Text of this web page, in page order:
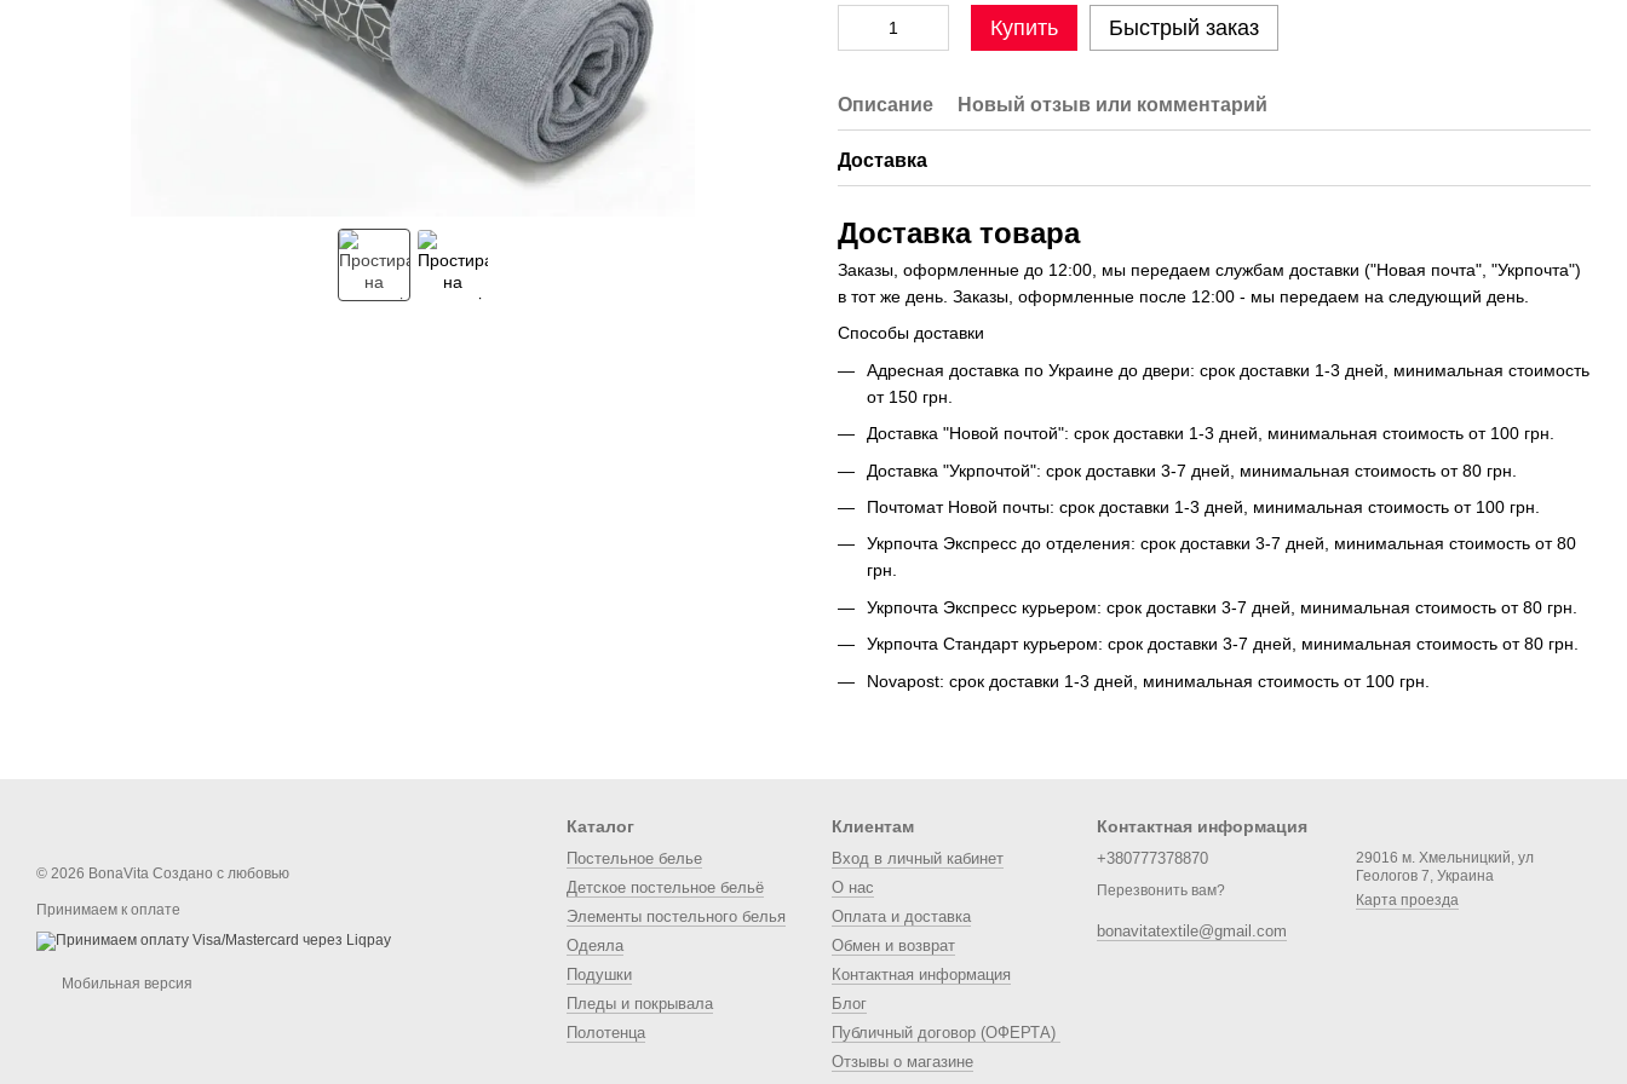
Купить Быстрый заказ
Описание Новый отзыв или комментарий
Доставка
Доставка товара
Заказы, оформленные до 12:00, мы передаем службам доставки ("Новая почта", "Укрпочта")
в тот же день. Заказы, оформленные после 12:00 - мы передаем на следующий день.
Способы доставки
Адресная доставка по Украине до двери: срок доставки 1-3 дней, минимальная стоимость
от 150 грн.
Доставка "Новой почтой": срок доставки 1-3 дней, минимальная стоимость от 100 грн.
Доставка "Укрпочтой": срок доставки 3-7 дней, минимальная стоимость от 80 грн.
Почтомат Новой почты: срок доставки 1-3 дней, минимальная стоимость от 100 грн.
Укрпочта Экспресс до отделения: срок доставки 3-7 дней, минимальная стоимость от 80
грн.
Укрпочта Экспресс курьером: срок доставки 3-7 дней, минимальная стоимость от 80 грн.
Укрпочта Стандарт курьером: срок доставки 3-7 дней, минимальная стоимость от 80 грн.
Novapost: срок доставки 1-3 дней, минимальная стоимость от 100 грн.
© 2026 BonaVita Создано с любовью
Принимаем к оплате
Мобильная версия
Каталог
Постельное белье
Детское постельное бельё
Элементы постельного белья
Одеяла
Подушки
Пледы и покрывала
Полотенца
Клиентам
Вход в личный кабинет
О нас
Оплата и доставка
Обмен и возврат
Контактная информация
Блог
Публичный договор (ОФЕРТА)
Отзывы о магазине
Контактная информация
+380777378870
Перезвонить вам?
bonavitatextile@gmail.com
29016 м. Хмельницкий, ул
Геологов 7, Украина
Карта проезда